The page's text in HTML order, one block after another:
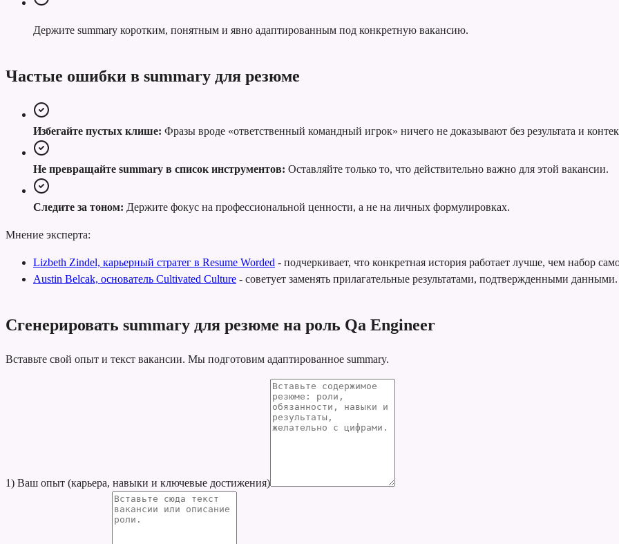
Держите summary коротким, понятным и явно адаптированным под конкретную вакансию.
Частые ошибки в summary для резюме
Избегайте пустых клише: Фразы вроде «ответственный командный игрок» ничего не доказывают без результата и
Не превращайте summary в список инструментов: Оставляйте только то, что действительно важно для этой вакансии.
Следите за тоном: Держите фокус на профессиональной ценности, а не на личных формулировках.
Мнение эксперта:
Lizbeth Zindel, карьерный стратег в Resume Worded - подчеркивает, что конкретная история работает лучше, чем набор
Austin Belcak, основатель Cultivated Culture - советует заменять прилагательные результатами, подтвержденными данными.
Сгенерировать summary для резюме на роль Qa Engineer
Вставьте свой опыт и текст вакансии. Мы подготовим адаптированное summary.
1) Ваш опыт (карьера, навыки и ключевые достижения)